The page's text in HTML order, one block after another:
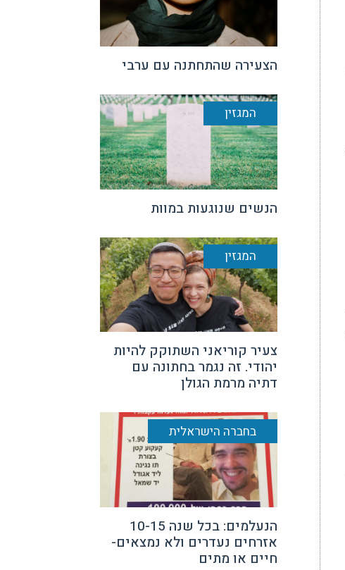
הצעירה שהתחתנה עם ערבי
המגזין
הנשים שנוגעות במוות
המגזין
צעיר קוריאני השתוקק להיות
יהודי. זה נגמר בחתונה עם
דתיה מרמת הגולן
בחברה הישראלית
הנעלמים: בכל שנה 10-15
אזרחים נעדרים ולא נמצאים-
חיים או מתים